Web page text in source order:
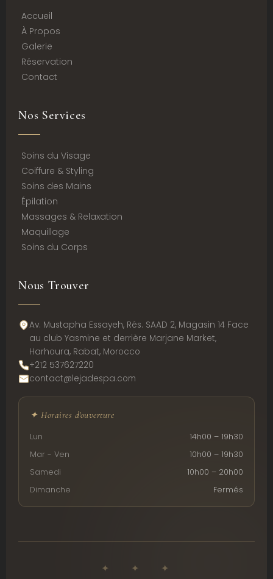
Accueil
À Propos
Galerie
Réservation
Contact
Nos Services
Soins du Visage
Coiffure & Styling
Soins des Mains
Épilation
Massages & Relaxation
Maquillage
Soins du Corps
Nous Trouver
Av. Mustapha Essayeh, Rés. SAAD 2, Magasin 14 Face
au club Yasmine et derrière Marjane Market,
Harhoura, Rabat, Morocco
+212 537627220
contact@lejadespa.com
✦ Horaires d'ouverture
Lun
14h00 – 19h30
Mar - Ven
10h00 – 19h30
Samedi
10h00 – 20h00
Dimanche
Fermés
✦ ✦ ✦